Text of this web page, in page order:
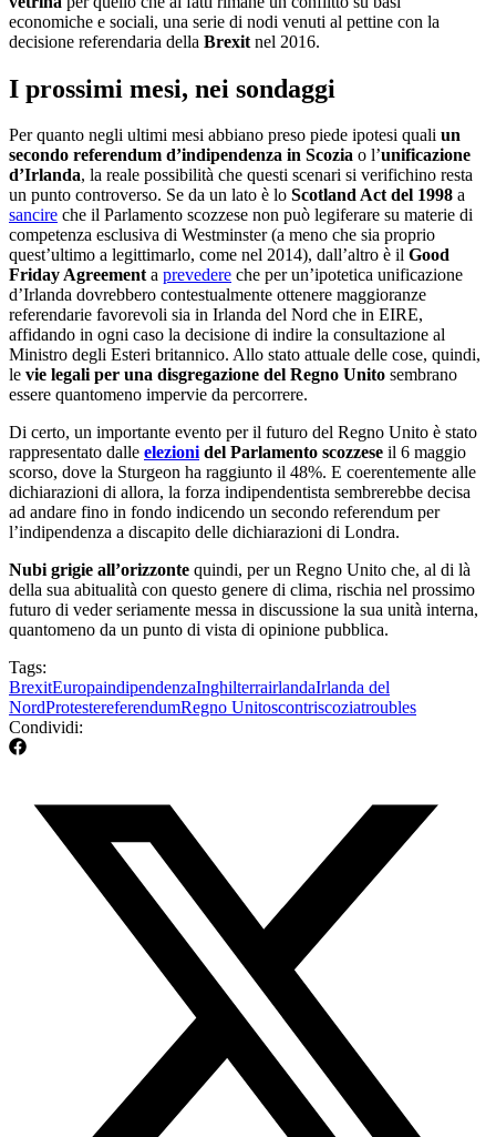
economiche e sociali, una serie di nodi venuti al pettine con la
decisione referendaria della Brexit nel 2016.
I prossimi mesi, nei sondaggi
Per quanto negli ultimi mesi abbiano preso piede ipotesi quali un
secondo referendum d’indipendenza in Scozia o l’unificazione
d’Irlanda, la reale possibilità che questi scenari si verifichino resta
un punto controverso. Se da un lato è lo Scotland Act del 1998 a
sancire che il Parlamento scozzese non può legiferare su materie di
competenza esclusiva di Westminster (a meno che sia proprio
quest’ultimo a legittimarlo, come nel 2014), dall’altro è il Good
Friday Agreementa prevedere che per un’ipotetica unificazione
d’Irlanda dovrebbero contestualmente ottenere maggioranze
referendarie favorevoli sia in Irlanda del Nord che in EIRE,
affidando in ogni caso la decisione di indire la consultazione al
Ministro degli Esteri britannico. Allo stato attuale delle cose, quindi,
le vie legali per una disgregazione del Regno Unito sembrano
essere quantomeno impervie da percorrere.
Di certo, un importante evento per il futuro del Regno Unito è stato
rappresentato dalle elezionidel Parlamento scozzese il 6 maggio
scorso, dove la Sturgeon ha raggiunto il 48%. E coerentemente alle
dichiarazioni di allora, la forza indipendentista sembrerebbe decisa
ad andare fino in fondo indicendo un secondo referendum per
l’indipendenza a discapito delle dichiarazioni di Londra.
Nubi grigie all’orizzonte quindi, per un Regno Unito che, al di là
della sua abitualità con questo genere di clima, rischia nel prossimo
futuro di veder seriamente messa in discussione la sua unità interna,
quantomeno da un punto di vista di opinione pubblica.
Tags:
BrexitEuropaindipendenzaInghilterrairlandaIrlanda del
NordProtestereferendumRegno Unitoscontriscoziatroubles
Condividi: